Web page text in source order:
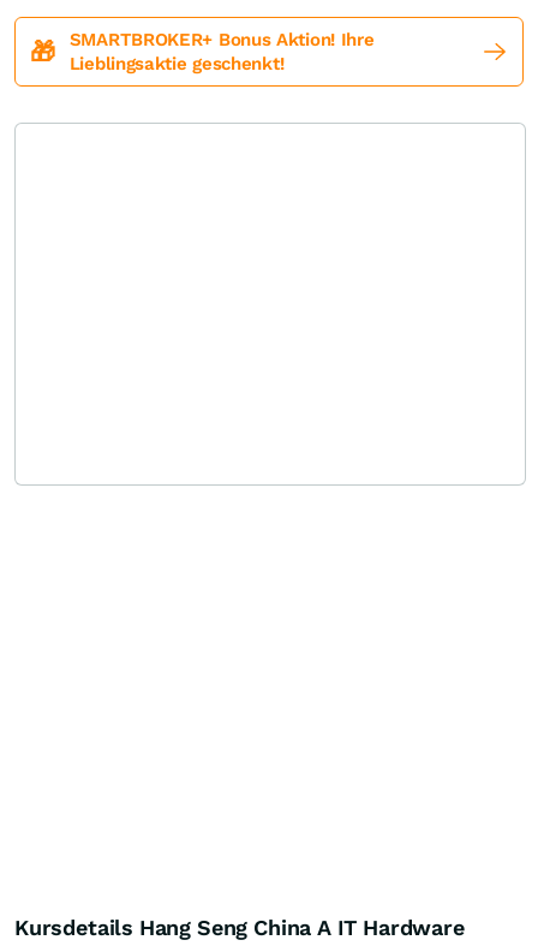
🎁
SMARTBROKER+ Bonus Aktion! Ihre
Lieblingsaktie geschenkt!
Kursdetails Hang Seng China A IT Hardware